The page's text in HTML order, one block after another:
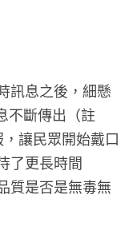
訊息之後，細懸
不斷傳出（註
讓民眾開始戴口
了更長時間
質是否是無毒無